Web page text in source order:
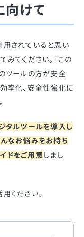
向けて
用されていると思い
みてください。「この
ツールの方が安全
率化、安全性強化に
タルツールを導入し
なお悩みをお持ち
ドをご用意 しまし
ください。